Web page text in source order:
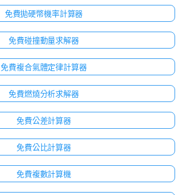
免費拋硬幣機率計算器
免費碰撞動量求解器
免費複合氣體定律計算器
免費燃燒分析求解器
免費公差計算器
免費公比計算器
免費複數計算機